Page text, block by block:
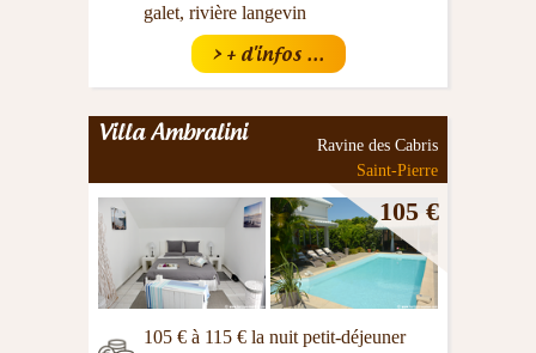
galet, rivière langevin
> + d'infos ...
Villa Ambralini
Ravine des Cabris
Saint-Pierre
105 €
105 € à 115 € la nuit petit-déjeuner